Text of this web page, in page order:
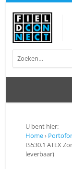
U bent hier:
Home›
IS530.1 ATEX
leverbaar)